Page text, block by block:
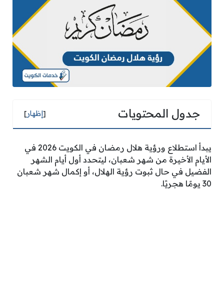
جدول المحتويات [إظهار]
يبدأ استطلاع ورؤية هلال رمضان في الكويت 2026 في
الأيام الأخيرة من شهر شعبان، ليتحدد أول أيام الشهر
الفضيل في حال ثبوت رؤية الهلال، أو إكمال شهر شعبان
30 يومًا هجريًا.